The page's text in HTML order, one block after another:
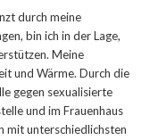
durch meine
bin ich in der Lage,
Meine
und Wärme. Durch die
gegen sexualisierte
und im Frauenhaus
mit unterschiedlichsten